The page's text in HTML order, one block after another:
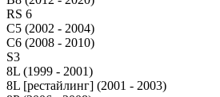
RS 6
C5 (2002 - 2004)
C6 (2008 - 2010)
S3
8L (1999 - 2001)
8L [рестайлинг] (2001 - 2003)